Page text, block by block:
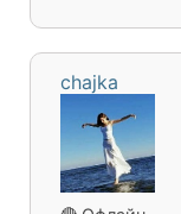
chajka